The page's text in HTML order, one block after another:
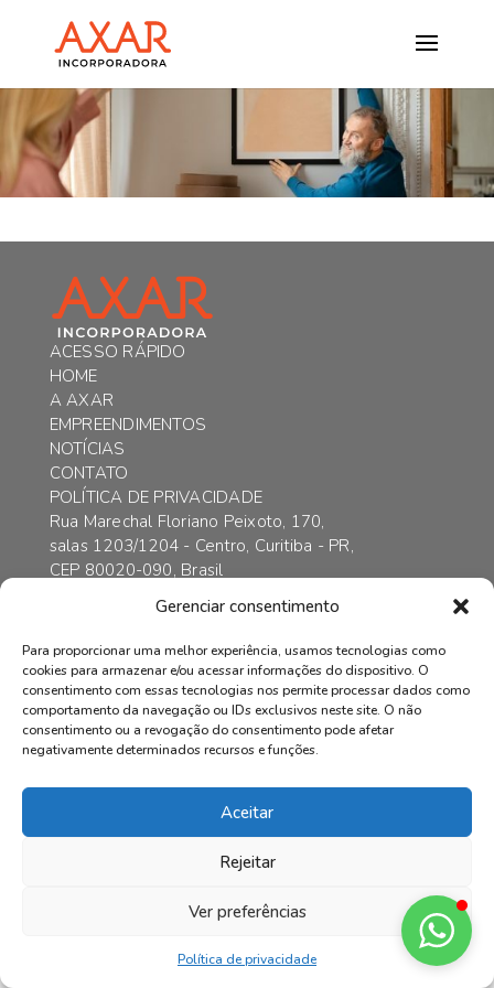
Gerenciar consentimento
Para proporcionar uma melhor experiência, usamos tecnologias como
cookies para armazenar e/ou acessar informações do dispositivo. O
consentimento com essas tecnologias nos permite processar dados como
comportamento da navegação ou IDs exclusivos neste site. O não
consentimento ou a revogação do consentimento pode afetar
negativamente determinados recursos e funções.
Aceitar
Rejeitar
Ver preferências
Política de privacidade
ACESSO RÁPIDO
HOME
A AXAR
EMPREENDIMENTOS
NOTÍCIAS
CONTATO
POLÍTICA DE PRIVACIDADE
Rua Marechal Floriano Peixoto, 170,
salas 1203/1204 - Centro, Curitiba - PR,
CEP 80020-090, Brasil
+55 41 3352-6989
+55 41 99169-4578
© AXAR INCORPADORA | Todos os direitos reservados.